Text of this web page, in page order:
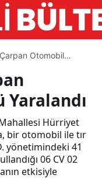
Çarpan Otomobil
Hürriyet
bir otomobil ile tır
yönetimindeki 41
06 CV 02
etkisiyle
PAYLAŞ